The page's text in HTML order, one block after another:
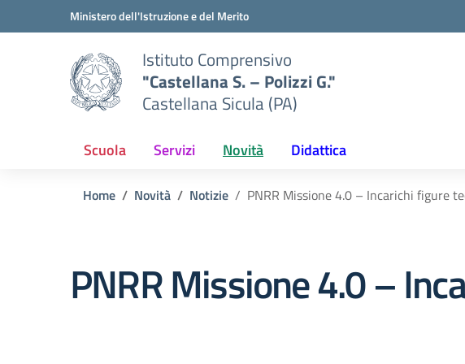
Vai ai contenuti
Vai al menu di navigazioneMinistero dell'Istruzione e del Merito
Istituto Comprensivo
"Castellana S. – Polizzi G."
Castellana Sicula (PA)
Scuola Servizi Novità Didattica
Home Novità Notizie PNRR Missione 4.0 – Incarichi figure
PNRR Missione 4.0 –